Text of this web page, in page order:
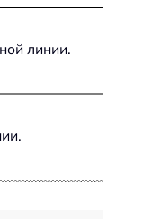
линии.